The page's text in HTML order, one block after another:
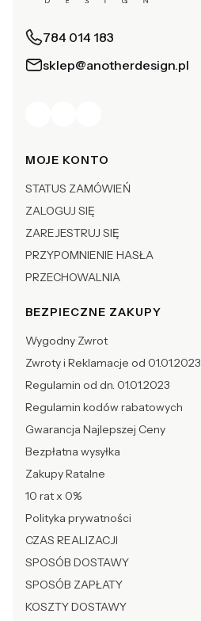
784 014 183
sklep@anotherdesign.pl
Linki w stopce
MOJE KONTO
STATUS ZAMÓWIEŃ
ZALOGUJ SIĘ
ZAREJESTRUJ SIĘ
PRZYPOMNIENIE HASŁA
PRZECHOWALNIA
BEZPIECZNE ZAKUPY
Wygodny Zwrot
Zwroty i Reklamacje od 01.01.2023
Regulamin od dn. 01.01.2023
Regulamin kodów rabatowych
Gwarancja Najlepszej Ceny
Bezpłatna wysyłka
Zakupy Ratalne
10 rat x 0%
Polityka prywatności
CZAS REALIZACJI
SPOSÓB DOSTAWY
SPOSÓB ZAPŁATY
KOSZTY DOSTAWY